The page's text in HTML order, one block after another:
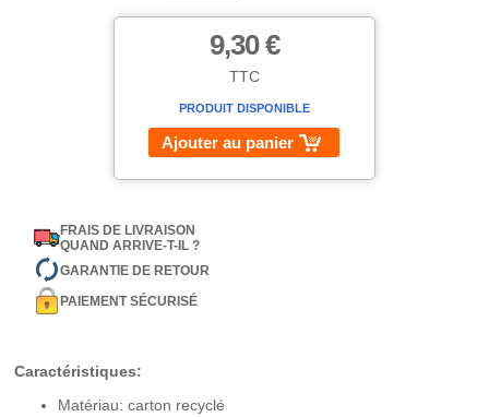
9,30 €
TTC
PRODUIT DISPONIBLE
Ajouter au panier
FRAIS DE LIVRAISON
QUAND ARRIVE-T-IL ?
GARANTIE DE RETOUR
PAIEMENT SÉCURISÉ
Caractéristiques:
Matériau: carton recyclé